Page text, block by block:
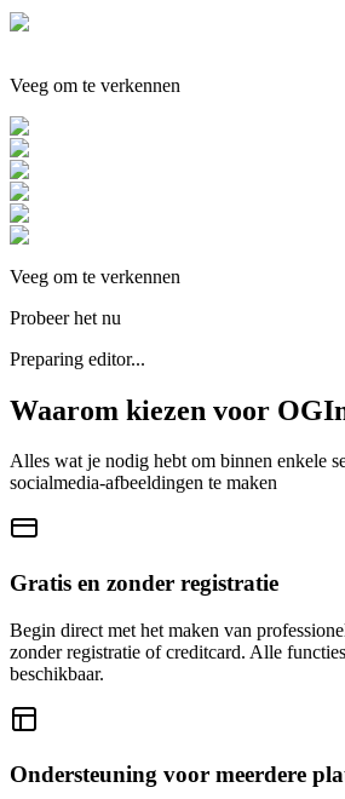
Veeg om te verkennen
Veeg om te verkennen
Probeer het nu
Preparing editor...
Waarom kiezen voor
Alles wat je nodig hebt om binnen enkele
socialmedia-afbeeldingen te maken
Gratis en zonder registratie
Begin direct met het maken van
zonder registratie of creditcard. Alle
beschikbaar.
Ondersteuning voor meerdere